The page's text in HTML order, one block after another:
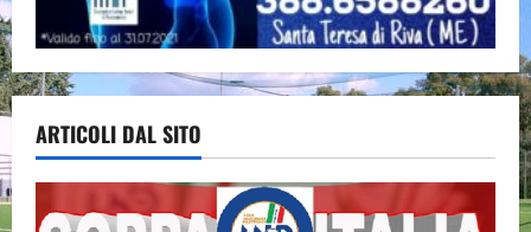
ARTICOLI DAL SITO